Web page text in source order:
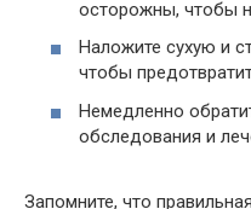
осторожны, чтобы
Наложите сухую и
чтобы
Немедленно
обследования и
Запомните, что